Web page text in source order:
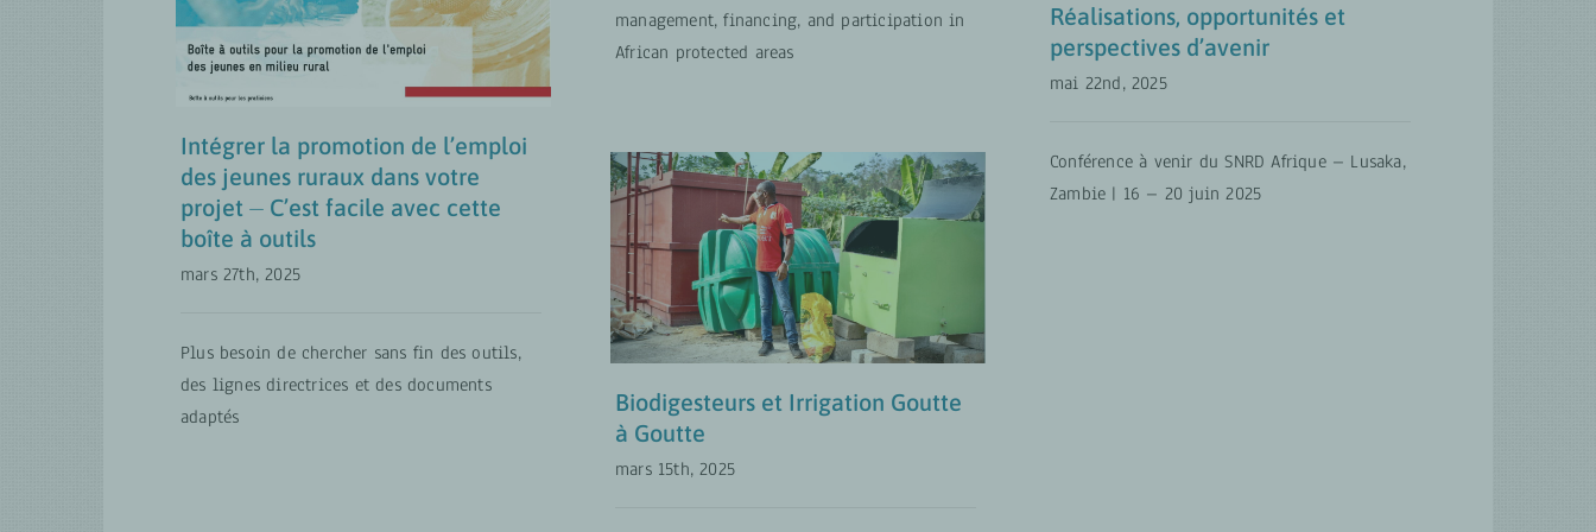
management, financing, and participation in
African protected areas
Rural Employment FR Sécurité
alimentaire et nutritionnelle
Réalisations, opportunités et
perspectives d’avenir
mai 22nd, 2025
Conférence à venir du SNRD Afrique – Lusaka,
Zambie | 16 – 20 juin 2025
facile avec cette boîte à
outils
MISES À JOUR Rural Employment FR
Intégrer la promotion de l’emploi
des jeunes ruraux dans votre
projet ⏤ C’est facile avec cette
boîte à outils
mars 27th, 2025
Plus besoin de chercher sans fin des outils,
des lignes directrices et des documents
adaptés
Biodigesteurs et Irrigation
Goutte à Goutte
MISES À JOUR Politiques de
développement rural
Biodigesteurs et Irrigation Goutte
à Goutte
mars 15th, 2025